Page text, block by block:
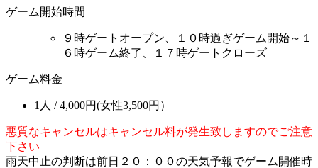
ゲーム開始時間
９時ゲートオープン、１０時過ぎゲーム開始～１
６時ゲーム終了、１７時ゲートクローズ
ゲーム料金
1人 / 4,000円(女性3,500円）
悪質なキャンセルはキャンセル料が発生致しますのでご注意
下さい
雨天中止の判断は前日２０： ００の天気予報でゲーム開催時